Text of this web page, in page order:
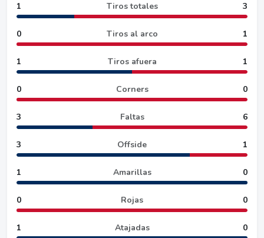
1 Tiros totales 3
0 Tiros al arco 1
1 Tiros afuera 1
0 Corners 0
3 Faltas 6
3 Offside 1
1 Amarillas 0
0 Rojas 0
1 Atajadas 0